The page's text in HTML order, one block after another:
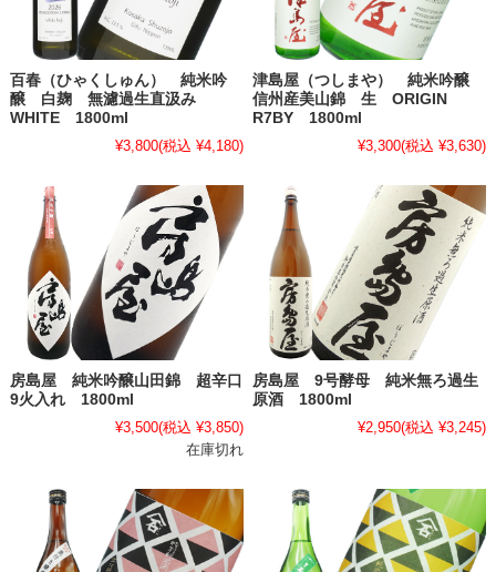
百春（ひゃくしゅん） 純米吟
醸 白麹 無濾過生直汲み
WHITE 1800ml
¥3,800(税込 ¥4,180)
津島屋（つしまや） 純米吟醸
信州産美山錦 生 ORIGIN
R7BY 1800ml
¥3,300(税込 ¥3,630)
房島屋 純米吟醸山田錦 超辛口
9火入れ 1800ml
¥3,500(税込 ¥3,850)
在庫切れ
房島屋 9号酵母 純米無ろ過生
原酒 1800ml
¥2,950(税込 ¥3,245)